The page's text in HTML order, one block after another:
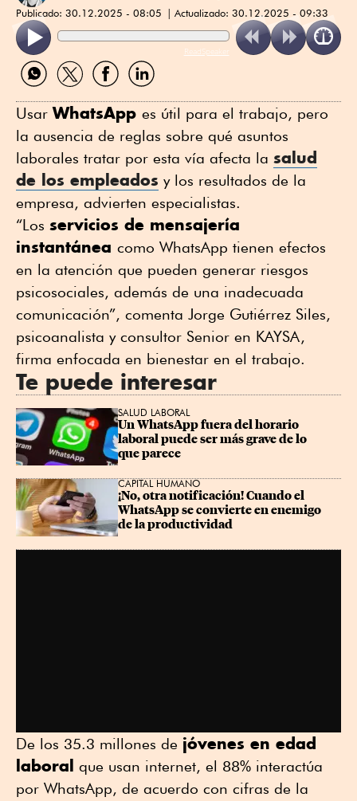
Publicado: 30.12.2025 - 08:05 Actualizado: 30.12.2025 - 09:33
ReadSpeaker
Compartir
por
Compartir
por
Compartir
por
Compartir
por
UsarWhatsApp es útil para el trabajo, pero
la ausencia de reglas sobre qué asuntos
laborales tratar por esta vía afecta la salud
de los empleados y los resultados de la
empresa, advierten especialistas.
“Los servicios de mensajería
instantánea como WhatsApp tienen efectos
en la atención que pueden generar riesgos
psicosociales, además de una inadecuada
comunicación”, comenta Jorge Gutiérrez Siles,
psicoanalista y consultor Senior en KAYSA,
firma enfocada en bienestar en el trabajo.
Te puede interesar
SALUD LABORAL
Un WhatsApp fuera del horario
laboral puede ser más grave de lo
que parece
CAPITAL HUMANO
¡No, otra notificación! Cuando el
WhatsApp se convierte en enemigo
de la productividad
De los 35.3 millones de jóvenes en edad
laboral que usan internet, el 88% interactúa
por WhatsApp, de acuerdo con cifras de la